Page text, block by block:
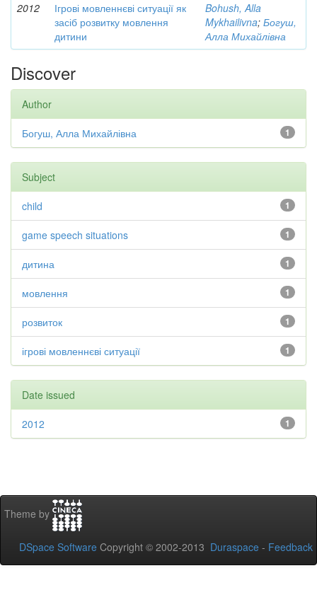
2012
Ігрові мовленнєві ситуації як
засіб розвитку мовлення
дитини
Bohush, Alla
Mykhailivna; Богуш,
Алла Михайлівна
Discover
Author
1
Богуш, Алла Михайлівна
Subject
1
child
1
game speech situations
1
дитина
1
мовлення
1
розвиток
1
ігрові мовленнєві ситуації
Date issued
1
2012
Theme by
DSpace Software Copyright © 2002-2013 Duraspace - Feedback